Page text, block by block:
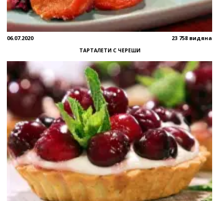
06.07.2020 23 758 видяна
ТАРТАЛЕТИ С ЧЕРЕШИ